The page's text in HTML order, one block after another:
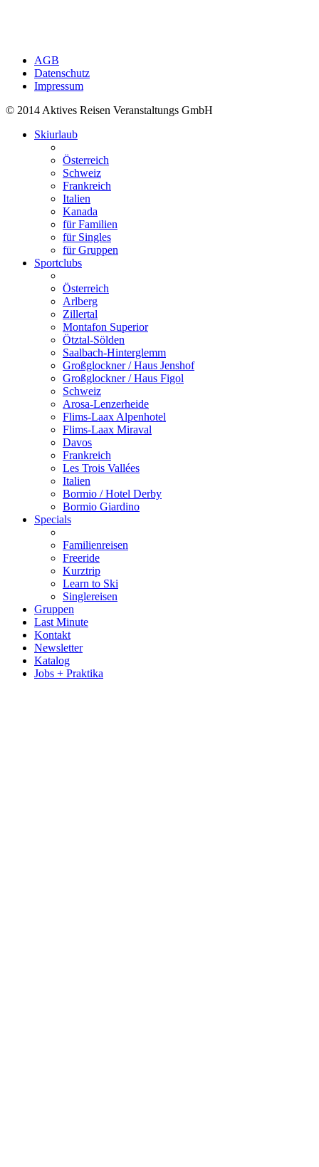
AGB
Datenschutz
Impressum
© 2014 Aktives Reisen Veranstaltungs GmbH
Skiurlaub
Österreich
Schweiz
Frankreich
Italien
Kanada
für Familien
für Singles
für Gruppen
Sportclubs
Österreich
Arlberg
Zillertal
Montafon Superior
Ötztal-Sölden
Saalbach-Hinterglemm
Großglockner / Haus Jenshof
Großglockner / Haus Figol
Schweiz
Arosa-Lenzerheide
Flims-Laax Alpenhotel
Flims-Laax Miraval
Davos
Frankreich
Les Trois Vallées
Italien
Bormio / Hotel Derby
Bormio Giardino
Specials
Familienreisen
Freeride
Kurztrip
Learn to Ski
Singlereisen
Gruppen
Last Minute
Kontakt
Newsletter
Katalog
Jobs + Praktika